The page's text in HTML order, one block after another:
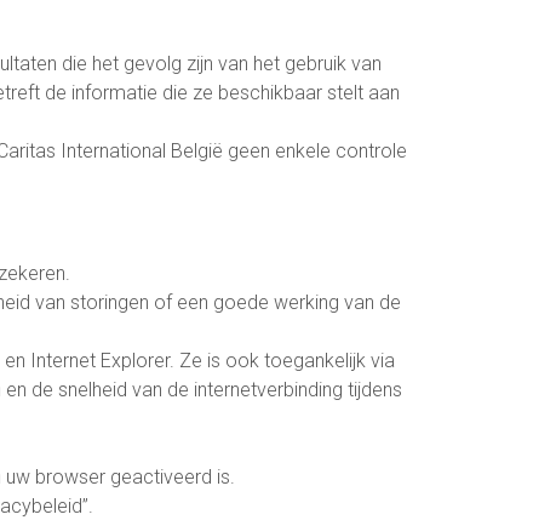
die het gevolg zijn van het gebruik van
de informatie die ze beschikbaar stelt aan
International België geen enkele controle
van storingen of een goede werking van de
Internet Explorer. Ze is ook toegankelijk via
de snelheid van de internetverbinding tijdens
browser geactiveerd is.